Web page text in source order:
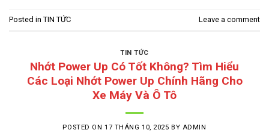
Posted in TIN TỨC Leave a comment
TIN TỨC
Nhớt Power Up Có Tốt Không? Tìm Hiểu
Các Loại Nhớt Power Up Chính Hãng Cho
Xe Máy Và Ô Tô
POSTED ON 17 THÁNG 10, 2025 BY ADMIN